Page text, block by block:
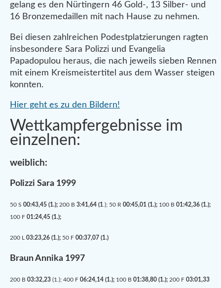
gelang es den Nürtingern 46 Gold-, 13 Silber- und
16 Bronzemedaillen mit nach Hause zu nehmen.
Bei diesen zahlreichen Podestplatzierungen ragten
insbesondere Sara Polizzi und Evangelia
Papadopulou heraus, die nach jeweils sieben Rennen
mit einem Kreismeistertitel aus dem Wasser steigen
konnten.
Hier geht es zu den Bildern!
Wettkampfergebnisse im
einzelnen:
weiblich:
Polizzi Sara 1999
50 S 00:43,45 (1.); 200 B 3:41,64 (1 .); 50 R 00:45,01 (1.); 100 B 01:42,36 (1.);
100 F 01:24,45 (1.);
200 L 03:23,26 (1.); 50 F 00:37,07 (1.)
Braun Annika 1997
200 B 03:32,23 (1.); 400 F 06:24,14 (1.); 100 B 01:38,80 (1.); 200 F 03:01,33